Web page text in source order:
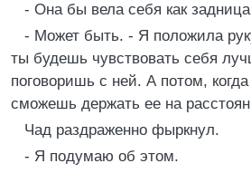
- Она бы вела себя как
- Может быть. - Я положила
ты будешь чувствовать себя
поговоришь с ней. А потом,
сможешь держать ее на
Чад раздраженно фыркнул.
- Я подумаю об этом.